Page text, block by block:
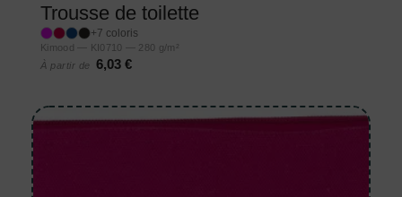
Trousse de toilette
+7 coloris
Kimood — KI0710 — 280 g/m²
À partir de
6,03 €